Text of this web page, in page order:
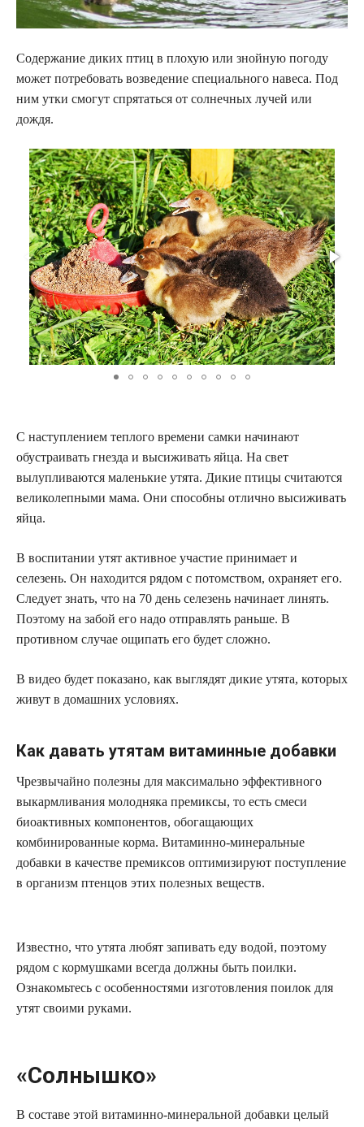
Содержание диких птиц в плохую или знойную погоду
может потребовать возведение специального навеса. Под
ним утки смогут спрятаться от солнечных лучей или
дождя.
С наступлением теплого времени самки начинают
обустраивать гнезда и высиживать яйца. На свет
вылупливаются маленькие утята. Дикие птицы считаются
великолепными мама. Они способны отлично высиживать
яйца.
В воспитании утят активное участие принимает и
селезень. Он находится рядом с потомством, охраняет его.
Следует знать, что на 70 день селезень начинает линять.
Поэтому на забой его надо отправлять раньше. В
противном случае ощипать его будет сложно.
В видео будет показано, как выглядят дикие утята, которых
живут в домашних условиях.
Как давать утятам витаминные добавки
Чрезвычайно полезны для максимально эффективного
выкармливания молодняка премиксы, то есть смеси
биоактивных компонентов, обогащающих
комбинированные корма. Витаминно-минеральные
добавки в качестве премиксов оптимизируют поступление
в организм птенцов этих полезных веществ.
Известно, что утята любят запивать еду водой, поэтому
рядом с кормушками всегда должны быть поилки.
Ознакомьтесь с особенностями изготовления поилок для
утят своими руками.
«Солнышко»
В составе этой витаминно-минеральной добавки целый